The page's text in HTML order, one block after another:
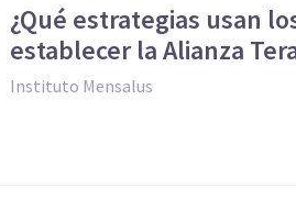
¿Qué estrategias usan
establecer la Alianza
Instituto Mensalus